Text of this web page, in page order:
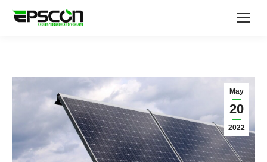
May
20
2022